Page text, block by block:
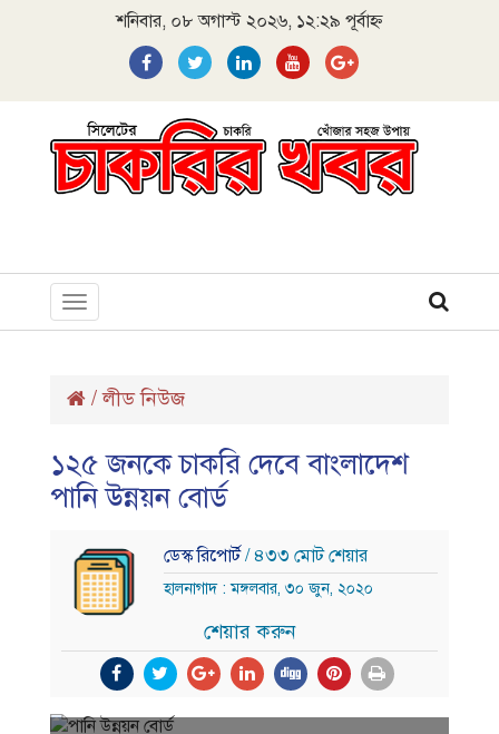
শনিবার, ০৮ অগাস্ট ২০২৬, ১২:২৯ পূর্বাহ্ন
Toggle
navigation
/লীড নিউজ
১২৫ জনকে চাকরি দেবে বাংলাদেশ
পানি উন্নয়ন বোর্ড
ডেস্ক রিপোর্ট/ ৪৩৩ মোট শেয়ার
হালনাগাদ : মঙ্গলবার, ৩০ জুন, ২০২০
শেয়ার করুন